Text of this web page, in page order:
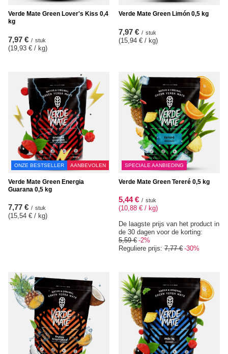
Verde Mate Green Lover's Kiss 0,4
kg
7,97 € / stuk
(19,93 € / kg)
Verde Mate Green Limón 0,5 kg
7,97 € / stuk
(15,94 € / kg)
ONZE BESTSELLER AANBEVOLEN
Verde Mate Green Energia
Guarana 0,5 kg
7,77 € / stuk
(15,54 € / kg)
SPECIALE AANBIEDING
Verde Mate Green Tereré 0,5 kg
5,44 € / stuk
(10,88 € / kg)
De laagste prijs van het product in
de 30 dagen voor de korting:
5,59 € -2%
Reguliere prijs: 7,77 € -30%